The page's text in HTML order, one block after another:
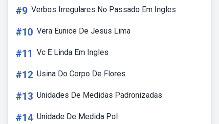
#9 Verbos Irregulares No Passado Em Ingles
#10 Vera Eunice De Jesus Lima
#11 Vc E Linda Em Ingles
#12 Usina Do Corpo De Flores
#13 Unidades De Medidas Padronizadas
#14 Unidade De Medida Pol